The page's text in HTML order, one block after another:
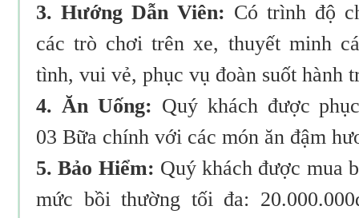
3. Hướng Dẫn Viên: Có trình độ
các trò chơi trên xe, thuyết minh
tình, vui vẻ, phục vụ đoàn suốt hành
4. Ăn Uống: Quý khách được
03 Bữa chính với các món ăn đậm
5. Bảo Hiểm: Quý khách được mua
mức bồi thường tối đa: